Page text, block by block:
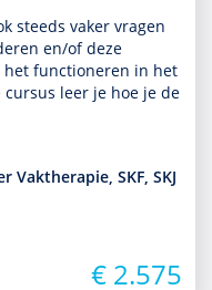
steeds vaker vragen
en/of deze
functio­neren in het
cursus leer je hoe je de
Vaktherapie, SKF, SKJ
€ 2.575